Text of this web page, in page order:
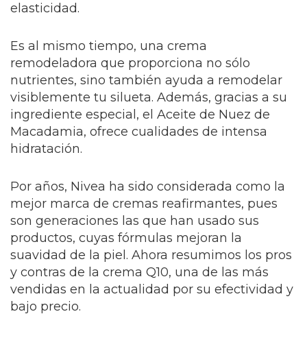
elasticidad.
Es al mismo tiempo, una crema
remodeladora que proporciona no sólo
nutrientes, sino también ayuda a remodelar
visiblemente tu silueta. Además, gracias a su
ingrediente especial, el Aceite de Nuez de
Macadamia, ofrece cualidades de intensa
hidratación.
Por años, Nivea ha sido considerada como la
mejor marca de cremas reafirmantes, pues
son generaciones las que han usado sus
productos, cuyas fórmulas mejoran la
suavidad de la piel. Ahora resumimos los pros
y contras de la crema Q10, una de las más
vendidas en la actualidad por su efectividad y
bajo precio.